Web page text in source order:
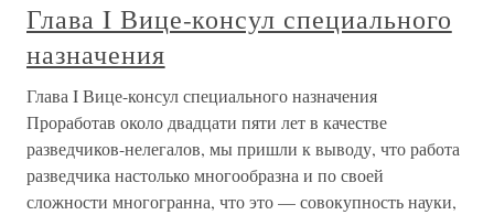
Глава I Вице-консул специального
назначения
Глава I Вице-консул специального назначения
Проработав около двадцати пяти лет в качестве
разведчиков-нелегалов, мы пришли к выводу, что работа
разведчика настолько многообразна и по своей
сложности многогранна, что это — совокупность науки,